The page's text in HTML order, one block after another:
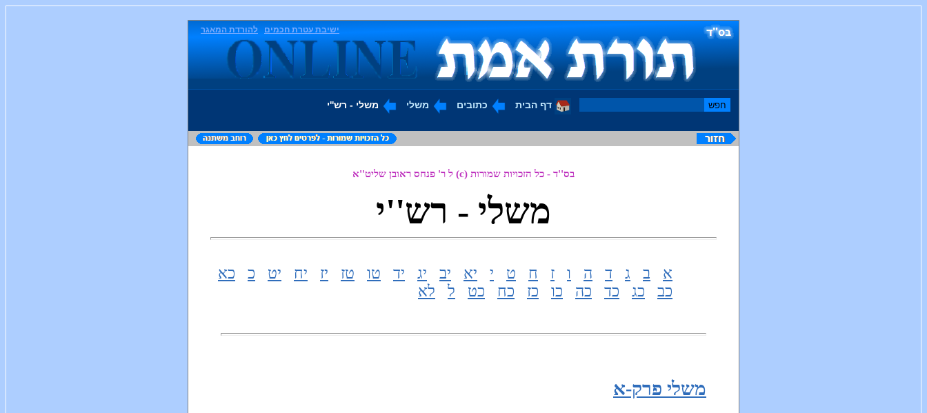
ישיבת עטרת חכמים להורדת המאגר
דף הבית כתובים משלי משלי - רש''י
בס''ד - כל הזכויות שמורות (c) ל ר' פנחס ראובן שליט''א
משלי - רש''י
א ב ג ד ה ו ז ח ט י יא יב יג יד טו טז יז יח יט כ
כא
כב
כג כד כה כו כז כח כט ל לא
משלי פרק-א